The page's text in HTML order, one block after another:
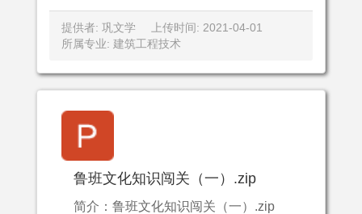
提供者: 巩文学
上传时间: 2021-04-01
所属专业: 建筑工程技术
鲁班文化知识闯关（一）.zip
简介：鲁班文化知识闯关（一）.zip